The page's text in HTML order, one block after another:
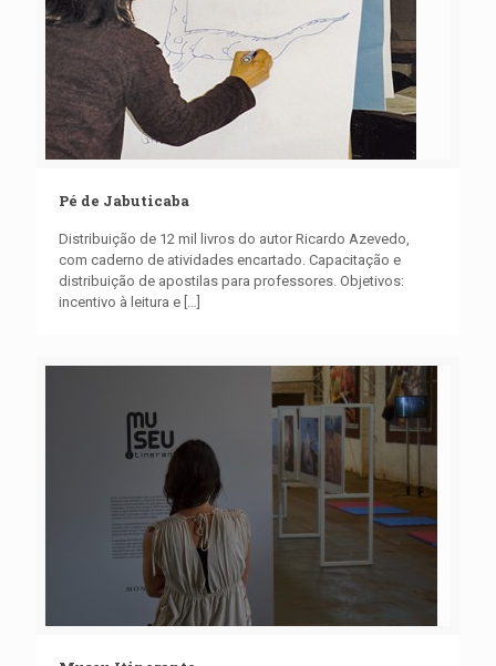
Pé de Jabuticaba
Distribuição de 12 mil livros do autor Ricardo Azevedo,
com caderno de atividades encartado. Capacitação e
distribuição de apostilas para professores. Objetivos:
incentivo à leitura e […]